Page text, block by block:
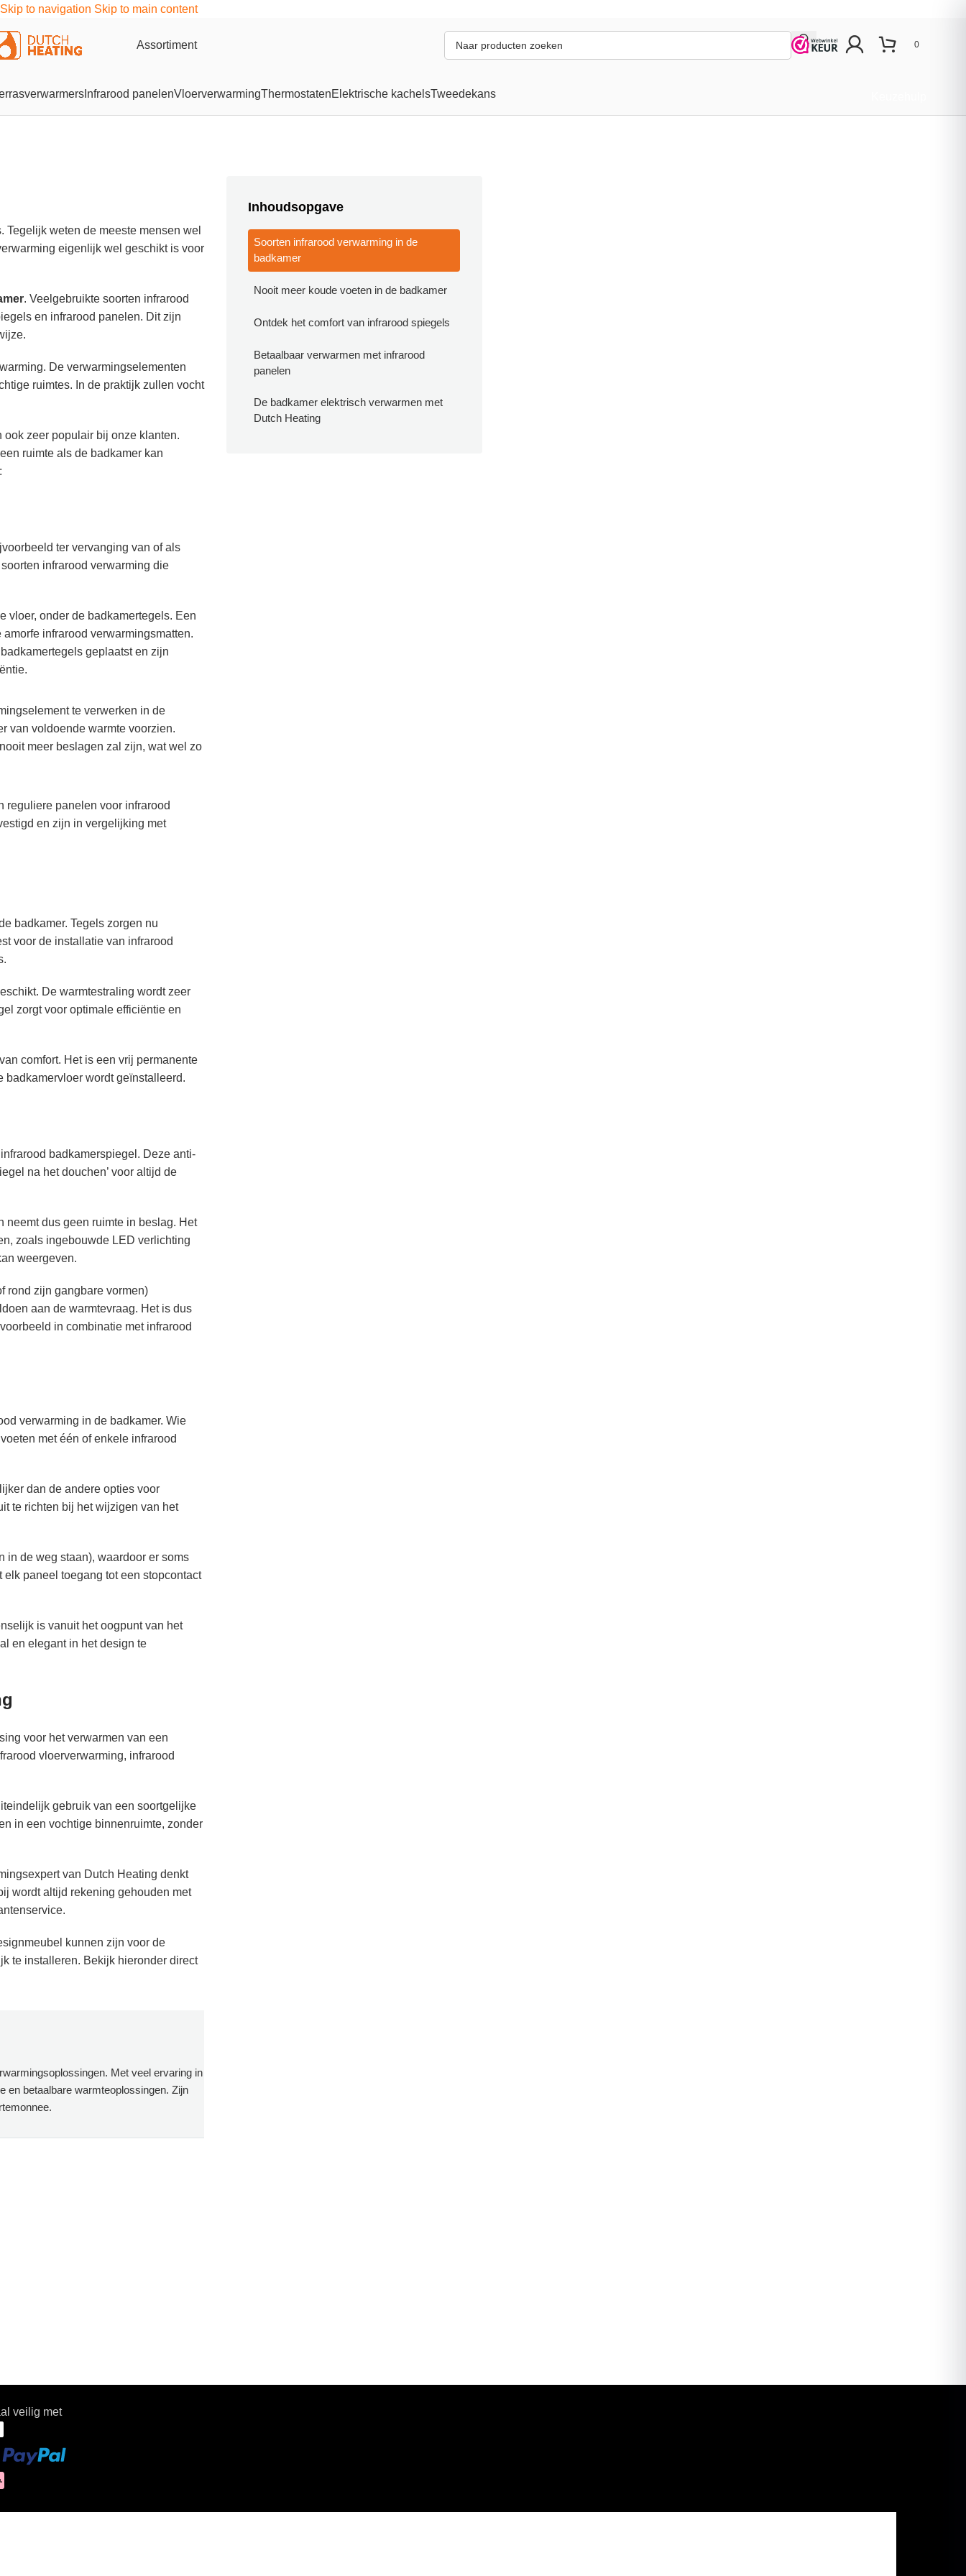
Skip to navigation Skip to main content
Assortiment 0
Infrarood panelenVloerverwarmingThermostatenElektrische kachelsTweedekans
weten de meeste mensen wel
eigenlijk wel geschikt is voor
. Veelgebruikte soorten infrarood
en infrarood panelen. Dit zijn
De verwarmingselementen
ruimtes. In de praktijk zullen vocht
ook zeer populair bij onze klanten.
ruimte als de badkamer kan
ter vervanging van of als
infrarood verwarming die
vloer, onder de badkamertegels. Een
infrarood verwarmingsmatten.
geplaatst en zijn
te verwerken in de
van voldoende warmte voorzien.
meer beslagen zal zijn, wat wel zo
reguliere panelen voor infrarood
en zijn in vergelijking met
badkamer. Tegels zorgen nu
voor de installatie van infrarood
De warmtestraling wordt zeer
zorgt voor optimale efficiëntie en
comfort. Het is een vrij permanente
wordt geïnstalleerd.
badkamerspiegel. Deze anti-
na het douchen’ voor altijd de
dus geen ruimte in beslag. Het
zoals ingebouwde LED verlichting
weergeven.
rond zijn gangbare vormen)
aan de warmtevraag. Het is dus
in combinatie met infrarood
verwarming in de badkamer. Wie
met één of enkele infrarood
dan de andere opties voor
te richten bij het wijzigen van het
in de weg staan), waardoor er soms
paneel toegang tot een stopcontact
is vanuit het oogpunt van het
en elegant in het design te
voor het verwarmen van een
vloerverwarming, infrarood
gebruik van een soortgelijke
in een vochtige binnenruimte, zonder
van Dutch Heating denkt
wordt altijd rekening gehouden met
kunnen zijn voor de
te installeren. Bekijk hieronder direct
Met veel ervaring in
en betaalbare warmteoplossingen. Zijn
Inhoudsopgave
Soorten infrarood verwarming in de
badkamer
Nooit meer koude voeten in de badkamer
Ontdek het comfort van infrarood spiegels
Betaalbaar verwarmen met infrarood
panelen
De badkamer elektrisch verwarmen met
Dutch Heating
veilig met